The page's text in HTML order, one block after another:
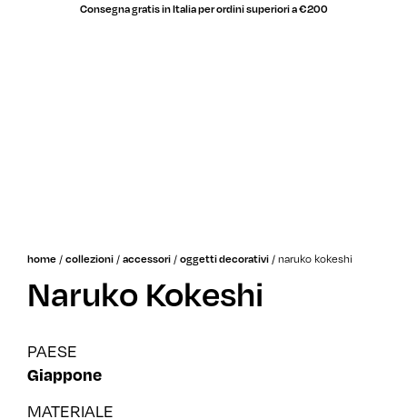
Consegna gratis in Italia per ordini superiori a €200
home / collezioni / accessori / oggetti decorativi /naruko kokeshi
Naruko Kokeshi
PAESE
Giappone
MATERIALE